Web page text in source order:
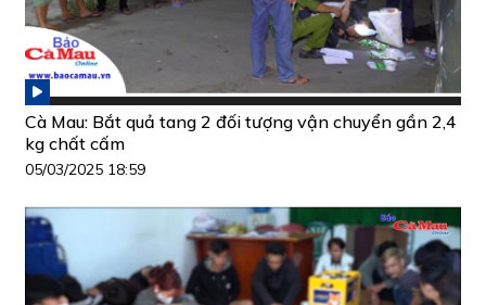
Cà Mau: Bắt quả tang 2 đối tượng vận chuyển gần 2,4
kg chất cấm
05/03/2025 18:59